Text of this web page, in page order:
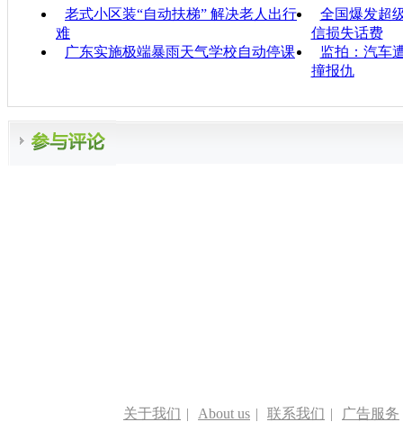
老式小区装“自动扶梯” 解决老人出行
难
全国爆发超
信损失话费
广东实施极端暴雨天气学校自动停课
监拍：汽车
撞报仇
关于我们 | About us | 联系我们 | 广告服务